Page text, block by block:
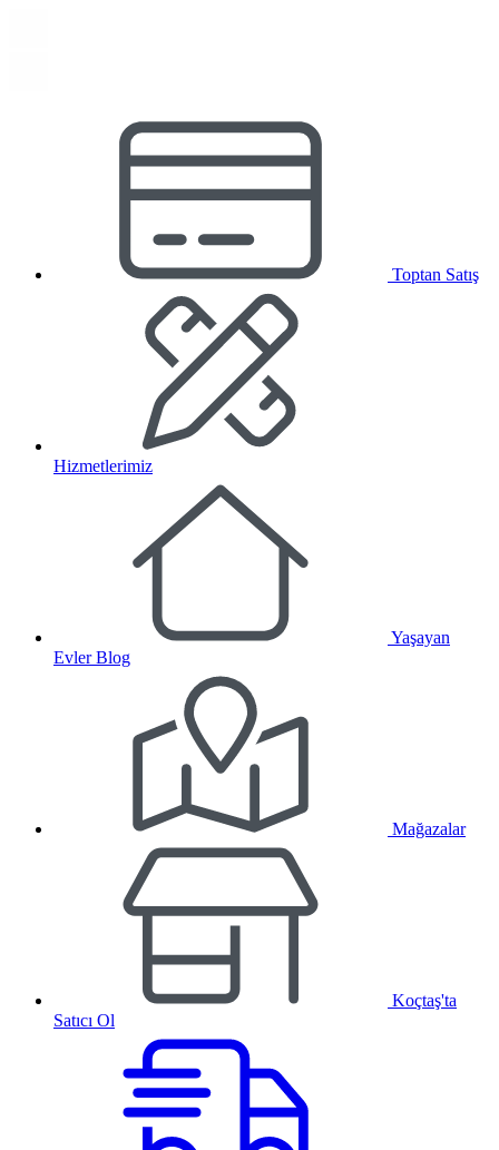
Toptan Satış
Hizmetlerimiz
Yaşayan
Evler Blog
Mağazalar
Koçtaş'ta
Satıcı Ol